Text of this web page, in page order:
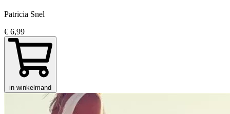
Patricia Snel
€ 6,99
in winkelmand